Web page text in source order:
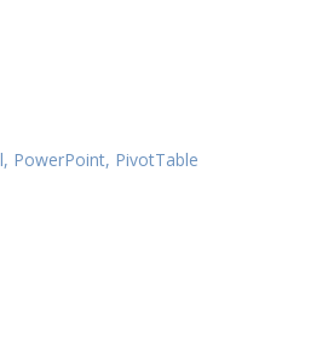
PowerPoint, PivotTable